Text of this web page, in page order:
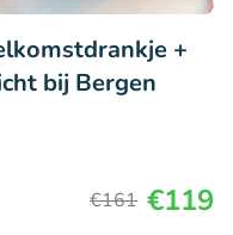
+
bij Bergen
€161 €119